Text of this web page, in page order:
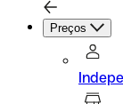
Preços